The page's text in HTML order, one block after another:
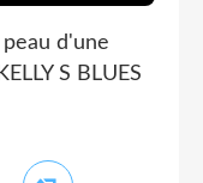
d'une
S BLUES